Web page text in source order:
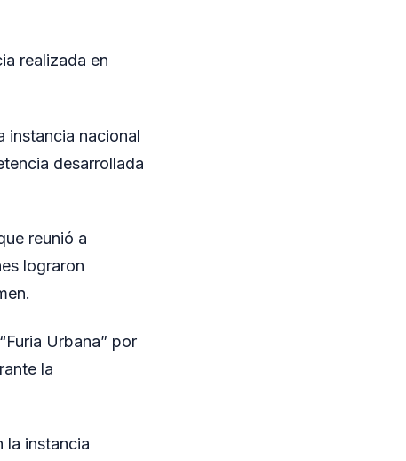
realizada en
instancia nacional
desarrollada
reunió a
lograron
Urbana” por
la
la instancia